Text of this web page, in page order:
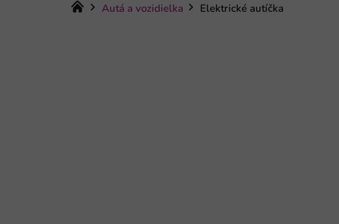
Domov
Autá a vozidielka Elektrické autíčka